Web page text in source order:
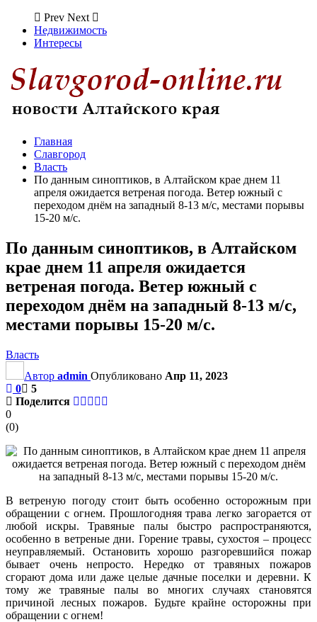
Prev Next
Недвижимость
Интересы
Главная
Славгород
Власть
По данным синоптиков, в Алтайском крае днем 11
апреля ожидается ветреная погода. Ветер южный с
переходом днём на западный 8-13 м/с, местами порывы
15-20 м/с.
По данным синоптиков, в Алтайском
крае днем 11 апреля ожидается
ветреная погода. Ветер южный с
переходом днём на западный 8-13 м/с,
местами порывы 15-20 м/с.
Власть
Автор admin Опубликовано Апр 11, 2023
0
5
Поделится
0
(0)
В ветреную погоду стоит быть особенно осторожным при
обращении с огнем. Прошлогодняя трава легко загорается от
любой искры. Травяные палы быстро распространяются,
особенно в ветреные дни. Горение травы, сухостоя – процесс
неуправляемый. Остановить хорошо разгоревшийся пожар
бывает очень непросто. Нередко от травяных пожаров
сгорают дома или даже целые дачные поселки и деревни. К
тому же травяные палы во многих случаях становятся
причиной лесных пожаров. Будьте крайне осторожны при
обращении с огнем!